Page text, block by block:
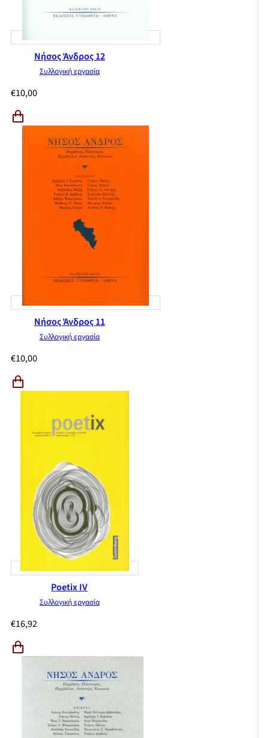
Νήσος Άνδρος 12
Συλλογική εργασία
€10,00
Νήσος Άνδρος 11
Συλλογική εργασία
€10,00
Poetix IV
Συλλογική εργασία
€16,92